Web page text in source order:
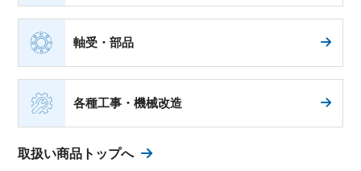
軸受・部品
各種工事・機械改造
取扱い商品トップへ